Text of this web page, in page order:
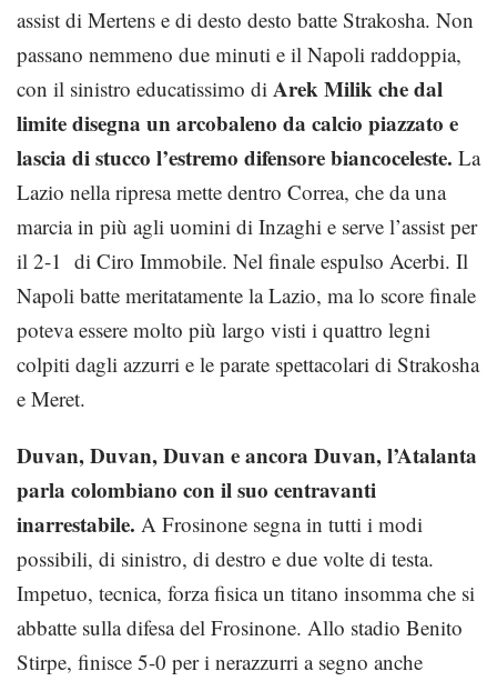
assist di Mertens e di desto desto batte Strakosha. Non
passano nemmeno due minuti e il Napoli raddoppia,
con il sinistro educatissimo di Arek Milik che dal
limite disegna un arcobaleno da calcio piazzato e
lascia di stucco l’estremo difensore biancoceleste. La
Lazio nella ripresa mette dentro Correa, che da una
marcia in più agli uomini di Inzaghi e serve l’assist per
il 2-1 di Ciro Immobile. Nel finale espulso Acerbi. Il
Napoli batte meritatamente la Lazio, ma lo score finale
poteva essere molto più largo visti i quattro legni
colpiti dagli azzurri e le parate spettacolari di Strakosha
e Meret.
Duvan, Duvan, Duvan e ancora Duvan, l’Atalanta
parla colombiano con il suo centravanti
inarrestabile. A Frosinone segna in tutti i modi
possibili, di sinistro, di destro e due volte di testa.
Impetuo, tecnica, forza fisica un titano insomma che si
abbatte sulla difesa del Frosinone. Allo stadio Benito
Stirpe, finisce 5-0 per i nerazzurri a segno anche